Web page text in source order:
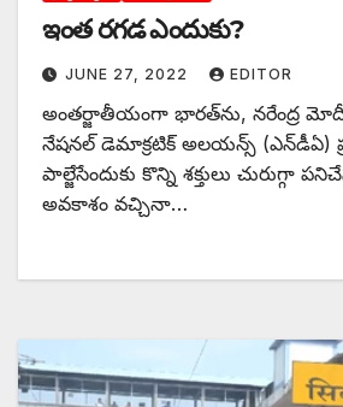
ఇం‌త రగడ ఎందుకు?
JUNE 27, 2022 EDITOR
అంతర్జాతీయంగా భారత్‌ను, నరేంద్ర
నేషనల్‌ ‌డెమాక్రటిక్‌ అలయన్స్ (ఎన్‌డీఏ)
పాల్జేసేందుకు కొన్ని శక్తులు చురుగ్గా
అవకాశం వచ్చినా…